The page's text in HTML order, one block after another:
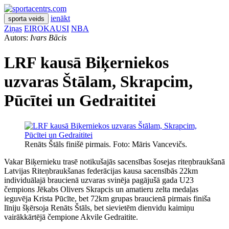
sporta veids
ienākt
Ziņas EIROKAUSI NBA
Autors: Ivars Bācis
LRF kausā Biķerniekos
uzvaras Štālam, Skrapcim,
Pūcītei un Gedraititei
Renāts Štāls finišē pirmais. Foto: Māris Vancevičs.
Vakar Biķernieku trasē notikušajās sacensības šosejas riteņbraukšanā
Latvijas Riteņbraukšanas federācijas kausa sacensībās 22km
individuālajā braucienā uzvaras svinēja pagājušā gada U23
čempions Jēkabs Olivers Skrapcis un amatieru zelta medaļas
ieguvēja Krista Pūcīte, bet 72km grupas braucienā pirmais finiša
līniju šķērsoja Renāts Štāls, bet sievietēm dienvidu kaimiņu
vairākkārtējā čempione Akvile Gedraitite.